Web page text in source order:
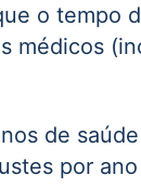
o tempo
médicos
de
por ano